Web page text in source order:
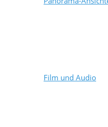
Film und Audio